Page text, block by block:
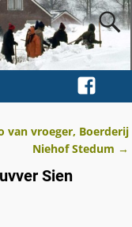
van vroeger, Boerderij
Niehof Stedum →
Sien